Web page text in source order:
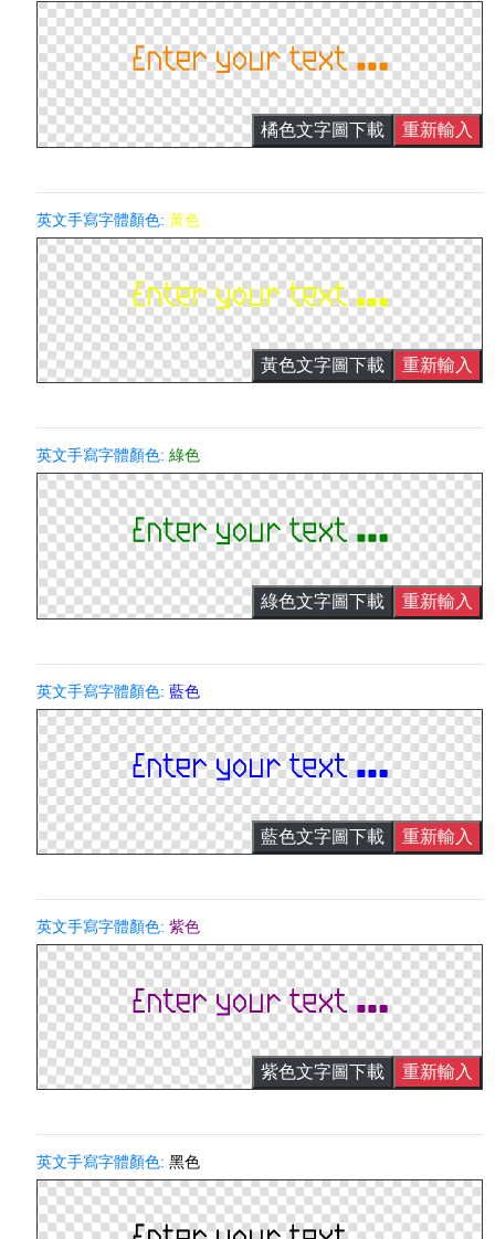
橘色文字圖下載 重新輸入
英文手寫字體顏色:黃色
黃色文字圖下載 重新輸入
英文手寫字體顏色:綠色
綠色文字圖下載 重新輸入
英文手寫字體顏色:藍色
藍色文字圖下載 重新輸入
英文手寫字體顏色:紫色
紫色文字圖下載 重新輸入
英文手寫字體顏色:黑色